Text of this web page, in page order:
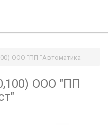
ООО "ПП "Автоматика-
ООО "ПП